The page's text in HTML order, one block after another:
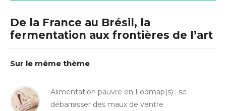
De la France au Brésil, la
fermentation aux frontières de l’art
Sur le même thème
Alimentation pauvre en Fodmap(s) : se
débarrasser des maux de ventre